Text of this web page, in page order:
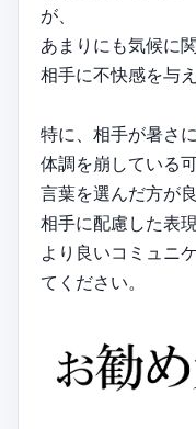
が、
あまりにも気候に
相手に不快感を与
特に、相手が暑さ
体調を崩している
言葉を選んだ方が
相手に配慮した表
より良いコミュニ
てください。